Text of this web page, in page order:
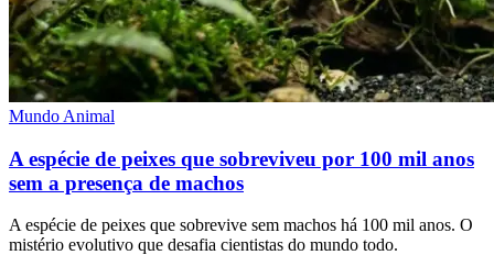
Mundo Animal
A espécie de peixes que sobreviveu por 100 mil anos
sem a presença de machos
A espécie de peixes que sobrevive sem machos há 100 mil anos. O
mistério evolutivo que desafia cientistas do mundo todo.